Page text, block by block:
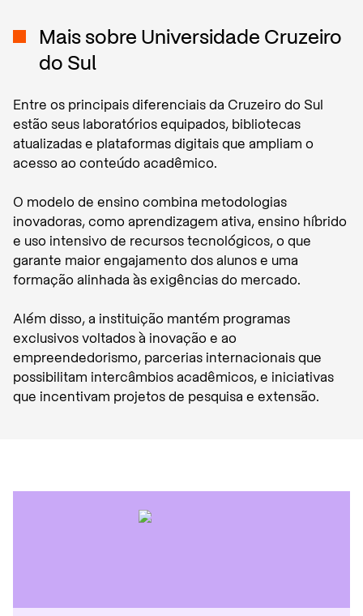
Mais sobre Universidade Cruzeiro
do Sul
Entre os principais diferenciais da Cruzeiro do Sul
estão seus laboratórios equipados, bibliotecas
atualizadas e plataformas digitais que ampliam o
acesso ao conteúdo acadêmico.
O modelo de ensino combina metodologias
inovadoras, como aprendizagem ativa, ensino híbrido
e uso intensivo de recursos tecnológicos, o que
garante maior engajamento dos alunos e uma
formação alinhada às exigências do mercado.
Além disso, a instituição mantém programas
exclusivos voltados à inovação e ao
empreendedorismo, parcerias internacionais que
possibilitam intercâmbios acadêmicos, e iniciativas
que incentivam projetos de pesquisa e extensão.